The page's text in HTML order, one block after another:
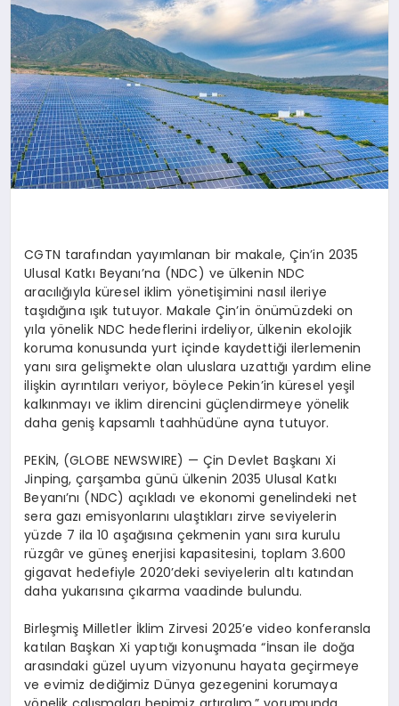
CGTN tarafından yayımlanan bir makale, Çin’in 2035
Ulusal Katkı Beyanı’na (NDC) ve ülkenin NDC
aracılığıyla küresel iklim yönetişimini nasıl ileriye
taşıdığına ışık tutuyor. Makale Çin’in önümüzdeki on
yıla yönelik NDC hedeflerini irdeliyor, ülkenin ekolojik
koruma konusunda yurt içinde kaydettiği ilerlemenin
yanı sıra gelişmekte olan uluslara uzattığı yardım eline
ilişkin ayrıntıları veriyor, böylece Pekin’in küresel yeşil
kalkınmayı ve iklim direncini güçlendirmeye yönelik
daha geniş kapsamlı taahhüdüne ayna tutuyor.
PEKİN, (GLOBE NEWSWIRE) — Çin Devlet Başkanı Xi
Jinping, çarşamba günü ülkenin 2035 Ulusal Katkı
Beyanı’nı (NDC) açıkladı ve ekonomi genelindeki net
sera gazı emisyonlarını ulaştıkları zirve seviyelerin
yüzde 7 ila 10 aşağısına çekmenin yanı sıra kurulu
rüzgâr ve güneş enerjisi kapasitesini, toplam 3.600
gigavat hedefiyle 2020’deki seviyelerin altı katından
daha yukarısına çıkarma vaadinde bulundu.
Birleşmiş Milletler İklim Zirvesi 2025’e video konferansla
katılan Başkan Xi yaptığı konuşmada “İnsan ile doğa
arasındaki güzel uyum vizyonunu hayata geçirmeye
ve evimiz dediğimiz Dünya gezegenini korumaya